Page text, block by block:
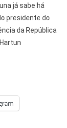
já sabe há
presidente do
da República